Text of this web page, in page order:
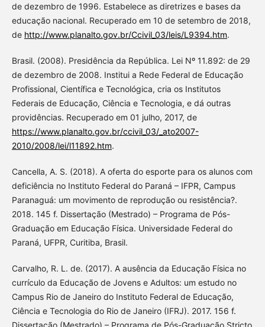
de dezembro de 1996. Estabelece as diretrizes e bases da
educação nacional. Recuperado em 10 de setembro de 2018,
de http://www.planalto.gov.br/Ccivil_03/leis/L9394.htm.
Brasil. (2008). Presidência da República. Lei Nº 11.892: de 29
de dezembro de 2008. Institui a Rede Federal de Educação
Profissional, Científica e Tecnológica, cria os Institutos
Federais de Educação, Ciência e Tecnologia, e dá outras
providências. Recuperado em 01 julho, 2017, de
https://www.planalto.gov.br/ccivil_03/_ato2007-
2010/2008/lei/l11892.htm.
Cancella, A. S. (2018). A oferta do esporte para os alunos com
deficiência no Instituto Federal do Paraná – IFPR, Campus
Paranaguá: um movimento de reprodução ou resistência?.
2018. 145 f. Dissertação (Mestrado) – Programa de Pós-
Graduação em Educação Física. Universidade Federal do
Paraná, UFPR, Curitiba, Brasil.
Carvalho, R. L. de. (2017). A ausência da Educação Física no
currículo da Educação de Jovens e Adultos: um estudo no
Campus Rio de Janeiro do Instituto Federal de Educação,
Ciência e Tecnologia do Rio de Janeiro (IFRJ). 2017. 156 f.
Dissertação (Mestrado) – Programa de Pós-Graduação Stricto